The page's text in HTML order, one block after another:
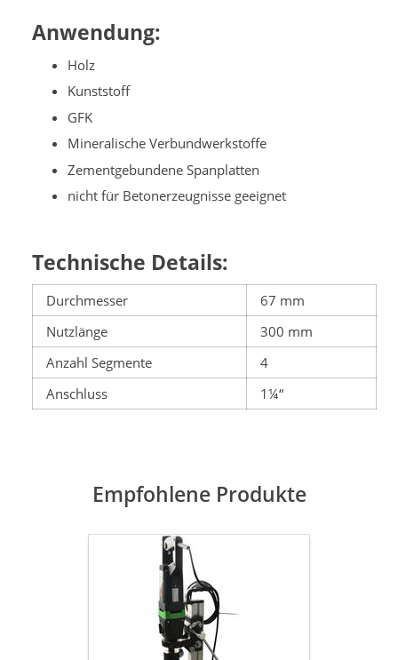
Anwendung:
Holz
Kunststoff
GFK
Mineralische Verbundwerkstoffe
Zementgebundene Spanplatten
nicht für Betonerzeugnisse geeignet
Technische Details:
Durchmesser
67 mm
Nutzlänge
300 mm
Anzahl Segmente
4
Anschluss
1¼“
Empfohlene Produkte
Eibenstock
Kernbohreinheit